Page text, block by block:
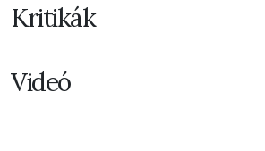
Kritikák
Videó